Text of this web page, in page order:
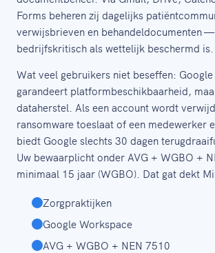
Forms beheren zij dagelijks
verwijsbrieven en behandeldocumenten
bedrijfskritisch als wettelijk beschermd is.
Wat veel gebruikers niet beseffen:
garandeert platformbeschikbaarheid,
dataherstel. Als een account wordt
ransomware toeslaat of een medewerker
biedt Google slechts 30 dagen
Uw bewaarplicht onder AVG + WGBO +
minimaal 15 jaar (WGBO). Dat gat dekt
Zorgpraktijken
Google Workspace
AVG + WGBO + NEN 7510